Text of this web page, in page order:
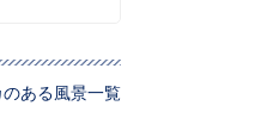
のある風景一覧